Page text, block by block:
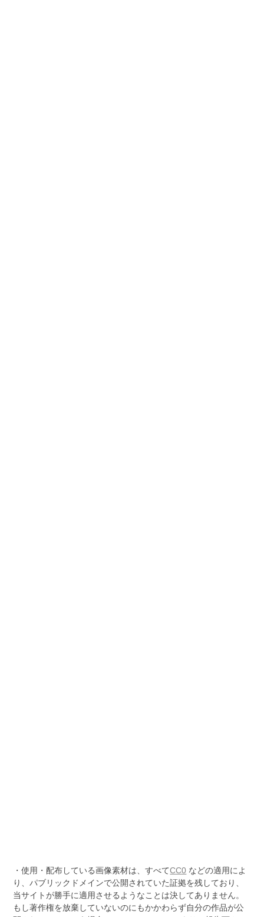
・使用・配布している画像素材は、すべてCC0 などの適用によ
り、パブリックドメインで公開されていた証拠を残しており、
当サイトが勝手に適用させるようなことは決してありません。
もし著作権を放棄していないのにもかかわらず自分の作品が公